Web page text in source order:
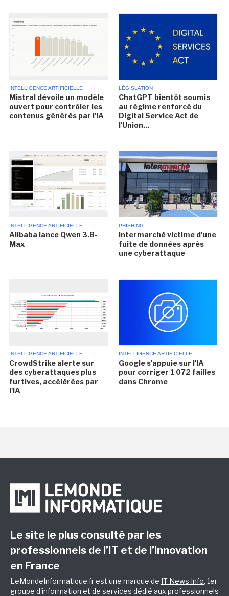
INTELLIGENCE ARTIFICIELLE
Mistral dévoile un modèle
ouvert pour contrôler les
contenus générés par l'IA
LÉGISLATION
ChatGPT bientôt soumis
au régime renforcé du
Digital Service Act de
l'Union...
INTELLIGENCE ARTIFICIELLE
Alibaba lance Qwen 3.8-
Max
PHISHING
Intermarché victime d'une
fuite de données après
une cyberattaque
INTELLIGENCE ARTIFICIELLE
CrowdStrike alerte sur
des cyberattaques plus
furtives, accélérées par
l'IA
INTELLIGENCE ARTIFICIELLE
Google s'appuie sur l'IA
pour corriger 1 072 failles
dans Chrome
Le site le plus consulté par les
professionnels de l’IT et de l’innovation
en France
LeMondeInformatique.fr est une marque de IT News Info, 1er
groupe d'information et de services dédié aux professionnels